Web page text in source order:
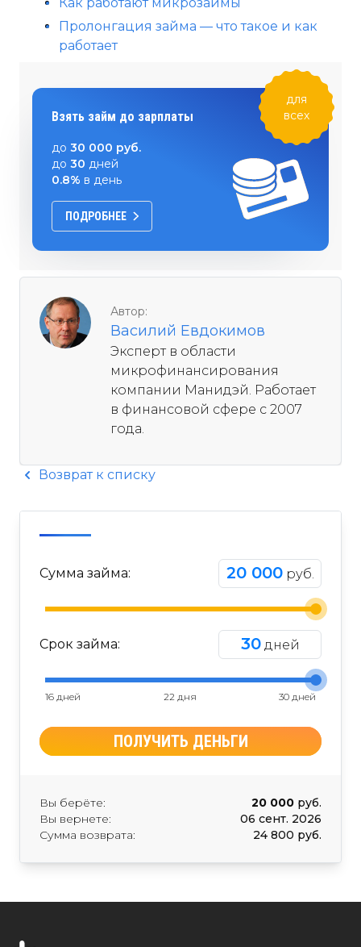
Как работают микрозаймы
Пролонгация займа — что такое и как
работает
Взять займ до зарплаты
до 30 000 руб.
до 30 дней
0.8% в день
ПОДРОБНЕЕ
для
всех
Автор:
Василий Евдокимов
Эксперт в области
микрофинансирования
компании Манидэй. Работает
в финансовой сфере с 2007
года.
Возврат к списку
Сумма займа: 20 000 руб.
Срок займа: 30 дней
16 дней 22 дня 30 дней
ПОЛУЧИТЬ ДЕНЬГИ
Вы берёте: 20 000 руб.
Вы вернете:
06 сент. 2026
Сумма возврата:
24 800 руб.